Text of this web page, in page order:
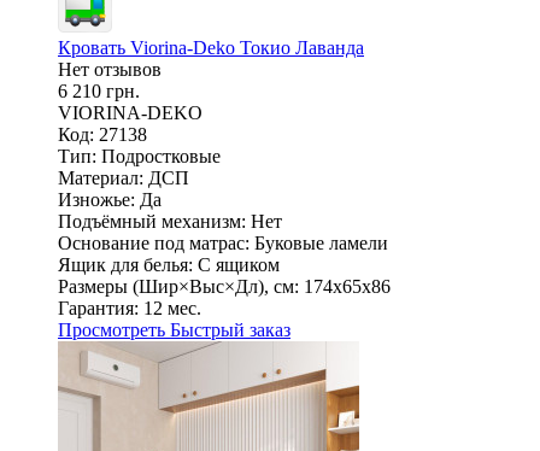
Кровать Viorina-Deko Токио Лаванда
Нет отзывов
6 210 грн.
VIORINA-DEKO
Код: 27138
Тип: Подростковые
Материал: ДСП
Изножье: Да
Подъёмный механизм: Нет
Основание под матрас: Буковые ламели
Ящик для белья: С ящиком
Размеры (Шир×Выс×Дл), см: 174х65х86
Гарантия: 12 мес.
Просмотреть Быстрый заказ